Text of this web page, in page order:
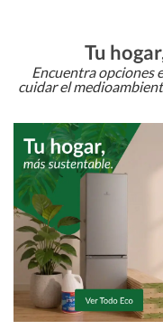
Tu
Encuentra opciones
cuidar el